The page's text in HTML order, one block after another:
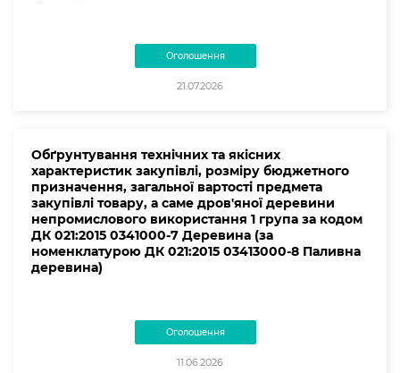
Оголошення
21.07.2026
Обґрунтування технічних та якісних
характеристик закупівлі, розміру бюджетного
призначення, загальної вартості предмета
закупівлі товару, а саме дров'яної деревини
непромислового використання 1 група за кодом
ДК 021:2015 0341000-7 Деревина (за
номенклатурою ДК 021:2015 03413000-8 Паливна
деревина)
Оголошення
11.06.2026